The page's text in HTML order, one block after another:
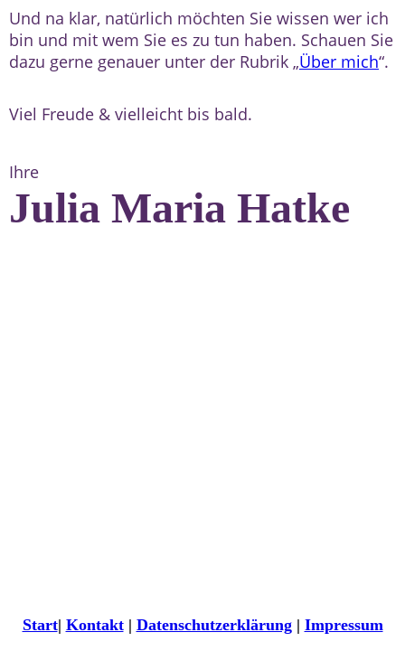
Und na klar, natürlich möchten Sie wissen wer ich
bin und mit wem Sie es zu tun haben. Schauen Sie
dazu gerne genauer unter der Rubrik „Über mich“.
Viel Freude & vielleicht bis bald.
Ihre
Julia Maria Hatke
Start| Kontakt| Daten­schutzerklärung| Impressum